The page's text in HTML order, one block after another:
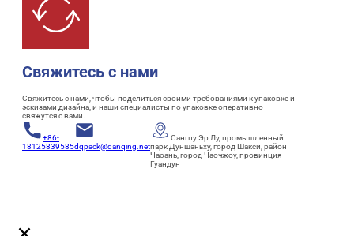
Свяжитесь с нами
Свяжитесь с нами, чтобы поделиться своими требованиями к упаковке и
эскизами дизайна, и наши специалисты по упаковке оперативно
свяжутся с вами.
+86-
18125839585dqpack@danqing.net
Сангпу Эр Лу, промышленный
парк Дуншаньху, город Шакси, район
Чаоань, город Чаочжоу, провинция
Гуандун